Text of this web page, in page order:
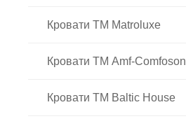
Кровати TM Matroluxe
Кровати ТМ Amf-Comfoson
Кровати ТМ Baltic House